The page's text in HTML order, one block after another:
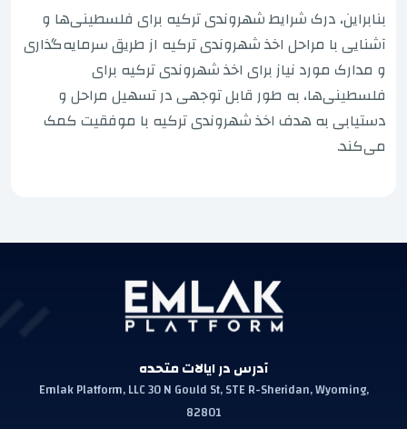
بنابراین، درک شرایط شهروندی ترکیه برای فلسطینی‌ها و
آشنایی با مراحل اخذ شهروندی ترکیه از طریق سرمایه‌گذاری
و مدارک مورد نیاز برای اخذ شهروندی ترکیه برای
فلسطینی‌ها، به طور قابل توجهی در تسهیل مراحل و
دستیابی به هدف اخذ شهروندی ترکیه با موفقیت کمک
می‌کند.
آدرس در ایالات متحده
Emlak Platform, LLC 30 N Gould St, STE R-Sheridan, Wyoming,
82801